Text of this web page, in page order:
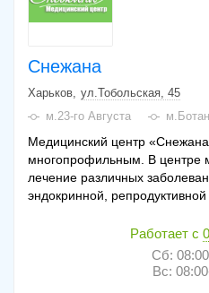
Снежана
Харьков ул.Тобольская, 45
м.23-го Августа
Медицинский центр
многопрофильным. В центре
лечение различных
эндокринной, репродуктивной
Работает с
Сб:
Вс: